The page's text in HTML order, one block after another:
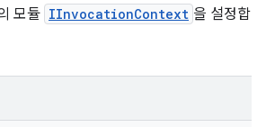
모듈 IInvocationContext 을 설정합